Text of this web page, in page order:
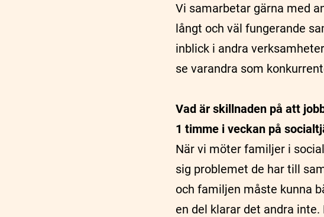
Vi samarbetar gärna med
långt och väl fungerande
inblick i andra
se varandra som
Vad är skillnaden på att
1 timme i veckan på
När vi möter familjer i
sig problemet de har till
och familjen måste kunna
en del klarar det andra